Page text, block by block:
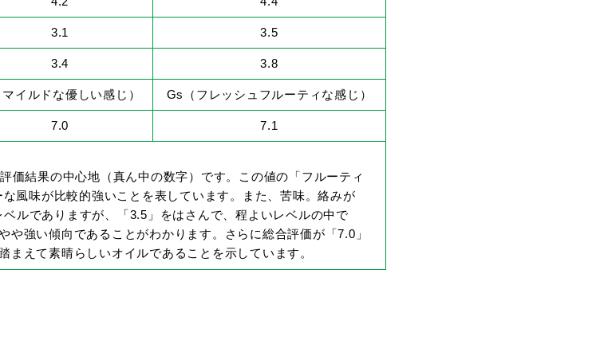
3.1 3.5
3.4 3.8
イルドな優しい感じ） Gs（フレッシュフルーティな感じ）
7.0 7.1
価結果の中心地（真ん中の数字）です。この値の「フルーティ
風味が比較的強いことを表しています。また、苦味。絡みが
ルでありますが、「3.5」をはさんで、程よいレベルの中で
や強い傾向であることがわかります。さらに総合評価が「7.0」
まえて素晴らしいオイルであることを示しています。